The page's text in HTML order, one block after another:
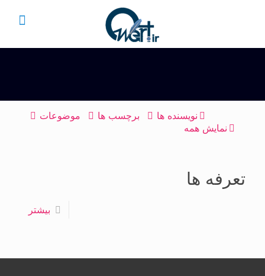
موضوعات برچسب ها
نویسنده ها
نمایش همه
تعرفه ها
بیشتر